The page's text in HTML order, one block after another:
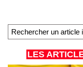
LES